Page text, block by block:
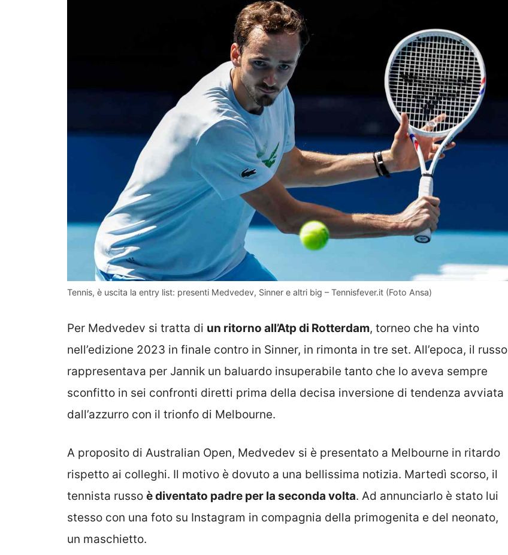
Tennis, è uscita la entry list: presenti Medvedev, Sinner e altri big – Tennisfever.it (Foto Ansa)
Per Medvedev si tratta di un ritorno all’Atp di Rotterdam, torneo che ha vinto
nell’edizione 2023 in finale contro in Sinner, in rimonta in tre set. All’epoca, il russo
rappresentava per Jannik un baluardo insuperabile tanto che lo aveva sempre
sconfitto in sei confronti diretti prima della decisa inversione di tendenza avviata
dall’azzurro con il trionfo di Melbourne.
A proposito di Australian Open, Medvedev si è presentato a Melbourne in ritardo
rispetto ai colleghi. Il motivo è dovuto a una bellissima notizia. Martedì scorso, il
tennista russo è diventato padre per la seconda volta. Ad annunciarlo è stato lui
stesso con una foto su Instagram in compagnia della primogenita e del neonato,
un maschietto.